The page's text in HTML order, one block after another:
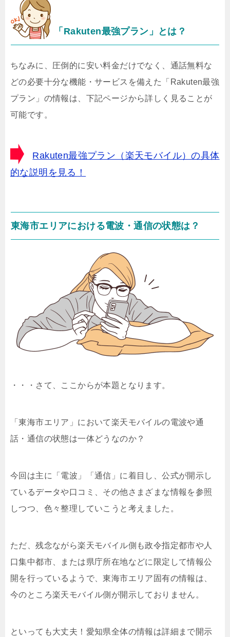
「Rakuten最強プラン」とは？
ちなみに、圧倒的に安い料金だけでなく、通話無料な
どの必要十分な機能・サービスを備えた「Rakuten最強
プラン」の情報は、下記ページから詳しく見ることが
可能です。
Rakuten最強プラン（楽天モバイル）の具体
的な説明を見る！
東海市エリアにおける電波・通信の状態は？
・・・さて、ここからが本題となります。
「東海市エリア」において楽天モバイルの電波や通
話・通信の状態は一体どうなのか？
今回は主に「電波」「通信」に着目し、公式が開示し
ているデータや口コミ、その他さまざまな情報を参照
しつつ、色々整理していこうと考えました。
ただ、残念ながら楽天モバイル側も政令指定都市や人
口集中都市、または県庁所在地などに限定して情報公
開を行っているようで、東海市エリア固有の情報は、
今のところ楽天モバイル側が開示しておりません。
といっても大丈夫！愛知県全体の情報は詳細まで開示